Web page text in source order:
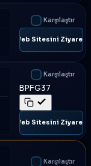
Karşılaştır
🌐 Web Sitesini Ziyaret
Karşılaştır
BPFG37
🌐 Web Sitesini Ziyaret
Karşılaştır